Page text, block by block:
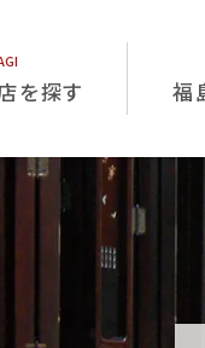
を探す 福